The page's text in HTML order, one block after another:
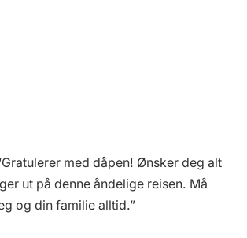
med dåpen! Ønsker deg alt
ut på denne åndelige reisen. Må
og din familie alltid.”